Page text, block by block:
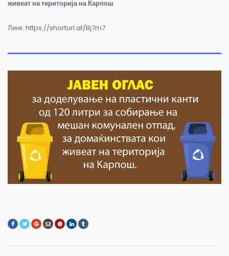
живеат на територија на Карпош
Линк: https://shorturl.at/Bj7m7